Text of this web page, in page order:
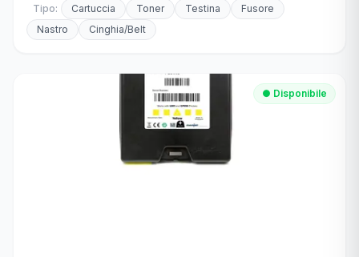
Tutti i Prodotti
Tipo:
Cartuccia Toner Testina
Fusore
Nastro
Cinghia/Belt
● Disponibile